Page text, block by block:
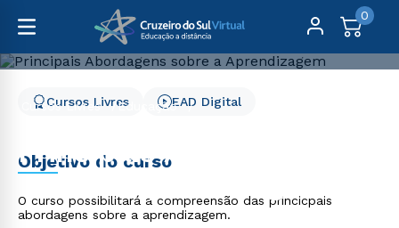
0
Cursos Livres
Educação
Principais Abordagens
sobre a Aprendizagem
Cursos Livres EAD Digital
Objetivo do curso
O curso possibilitará a compreensão das princicpais
abordagens sobre a aprendizagem.